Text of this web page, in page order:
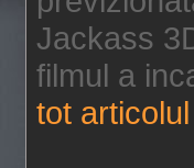
Jackass
filmul a
tot articolul